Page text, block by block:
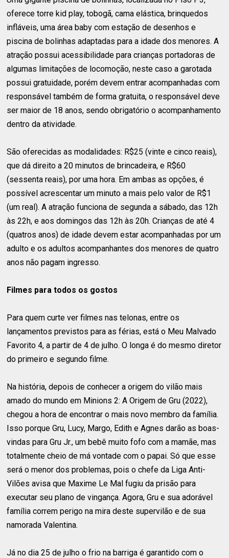
oferece torre kid play, tobogã, cama elástica, brinquedos
infláveis, uma área baby com estação de desenhos e
piscina de bolinhas adaptadas para a idade dos menores. A
atração possui acessibilidade para crianças portadoras de
algumas limitações de locomoção, neste caso a garotada
possui gratuidade, porém devem entrar acompanhadas com
responsável também de forma gratuita, o responsável deve
ser maior de 18 anos, sendo obrigatório o acompanhamento
dentro da atividade.
São oferecidas as modalidades: R$25 (vinte e cinco reais),
que dá direito a 20 minutos de brincadeira, e R$60
(sessenta reais), por uma hora. Em ambas as opções, é
possível acrescentar um minuto a mais pelo valor de R$1
(um real). A atração funciona de segunda a sábado, das 12h
às 22h, e aos domingos das 12h às 20h. Crianças de até 4
(quatros anos) de idade devem estar acompanhadas por um
adulto e os adultos acompanhantes dos menores de quatro
anos não pagam ingresso.
Filmes para todos os gostos
Para quem curte ver filmes nas telonas, entre os
lançamentos previstos para as férias, está o Meu Malvado
Favorito 4, a partir de 4 de julho. O longa é do mesmo diretor
do primeiro e segundo filme.
Na história, depois de conhecer a origem do vilão mais
amado do mundo em Minions 2: A Origem de Gru (2022),
chegou a hora de encontrar o mais novo membro da família.
Isso porque Gru, Lucy, Margo, Edith e Agnes darão as boas-
vindas para Gru Jr., um bebê muito fofo com a mamãe, mas
totalmente cheio de má vontade com o papai. Só que esse
será o menor dos problemas, pois o chefe da Liga Anti-
Vilões avisa que Maxime Le Mal fugiu da prisão para
executar seu plano de vingança. Agora, Gru e sua adorável
família correm perigo na mira deste supervilão e de sua
namorada Valentina.
Já no dia 25 de julho o frio na barriga é garantido com o